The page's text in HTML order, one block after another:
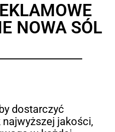
NOWA SÓL
dostarczyć
jakości,